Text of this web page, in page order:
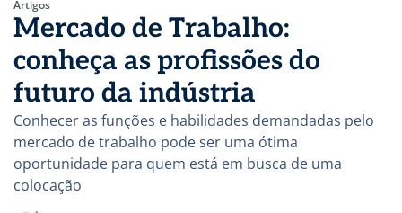
Artigos
Mercado de Trabalho:
conheça as profissões do
futuro da indústria
Conhecer as funções e habilidades demandadas pelo
mercado de trabalho pode ser uma ótima
oportunidade para quem está em busca de uma
colocação